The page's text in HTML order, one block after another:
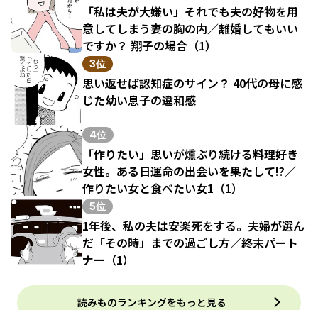
「私は夫が大嫌い」それでも夫の好物を用
意してしまう妻の胸の内／離婚してもいい
ですか？ 翔子の場合（1）
3位
思い返せば認知症のサイン？ 40代の母に感
じた幼い息子の違和感
4位
「作りたい」思いが燻ぶり続ける料理好き
女性。ある日運命の出会いを果たして!?／
作りたい女と食べたい女1（1）
5位
1年後、私の夫は安楽死をする。夫婦が選ん
だ「その時」までの過ごし方／終末パート
ナー（1）
読みものランキングをもっと見る